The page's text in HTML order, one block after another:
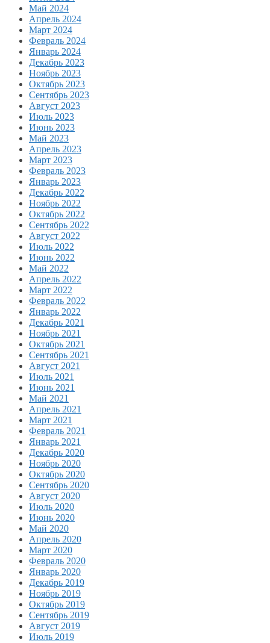
Май 2024
Апрель 2024
Март 2024
Февраль 2024
Январь 2024
Декабрь 2023
Ноябрь 2023
Октябрь 2023
Сентябрь 2023
Август 2023
Июль 2023
Июнь 2023
Май 2023
Апрель 2023
Март 2023
Февраль 2023
Январь 2023
Декабрь 2022
Ноябрь 2022
Октябрь 2022
Сентябрь 2022
Август 2022
Июль 2022
Июнь 2022
Май 2022
Апрель 2022
Март 2022
Февраль 2022
Январь 2022
Декабрь 2021
Ноябрь 2021
Октябрь 2021
Сентябрь 2021
Август 2021
Июль 2021
Июнь 2021
Май 2021
Апрель 2021
Март 2021
Февраль 2021
Январь 2021
Декабрь 2020
Ноябрь 2020
Октябрь 2020
Сентябрь 2020
Август 2020
Июль 2020
Июнь 2020
Май 2020
Апрель 2020
Март 2020
Февраль 2020
Январь 2020
Декабрь 2019
Ноябрь 2019
Октябрь 2019
Сентябрь 2019
Август 2019
Июль 2019